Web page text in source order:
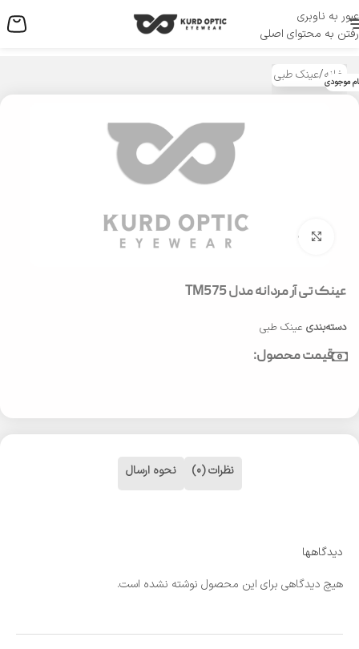
عبور به ناوبری
رفتن به محتوای اصلی
منو
خانه/عینک طبی موجودی
بزرگنمایی تصویر
عینک تی آر مردانه مدل TM575
دسته‌بندی عینک طبی
قیمت محصول:
نظرات (0) نحوه ارسال
دیدگاهها
هیچ دیدگاهی برای این محصول نوشته نشده است.